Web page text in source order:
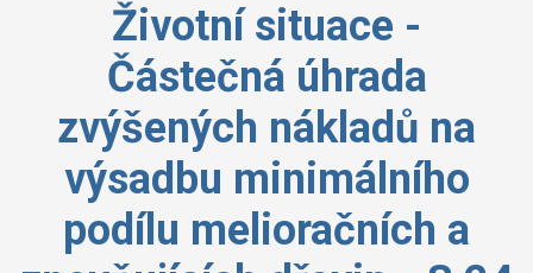
Životní situace -
Částečná úhrada
zvýšených nákladů na
výsadbu minimálního
podílu melioračních a